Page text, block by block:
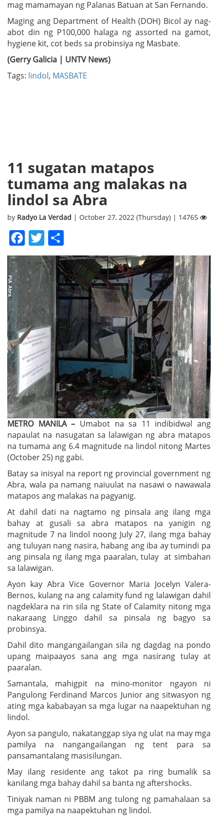
mag mamamayan ng Palanas Batuan at San Fernando.
Maging ang Department of Health (DOH) Bicol ay nag-
abot din ng P100,000 halaga ng assorted na gamot,
hygiene kit, cot beds sa probinsiya ng Masbate.
(Gerry Galicia | UNTV News)
Tags: lindol, MASBATE
11 sugatan matapos
tumama ang malakas na
lindol sa Abra
by Radyo La Verdad | October 27, 2022 (Thursday) | 14765
Facebook
Twitter
METRO MANILA – Umabot na sa 11 indibidwal ang
napaulat na nasugatan sa lalawigan ng abra matapos
na tumama ang 6.4 magnitude na lindol nitong Martes
(October 25) ng gabi.
Batay sa inisyal na report ng provincial government ng
Abra, wala pa namang naiuulat na nasawi o nawawala
matapos ang malakas na pagyanig.
At dahil dati na nagtamo ng pinsala ang ilang mga
bahay at gusali sa abra matapos na yanigin ng
magnitude 7 na lindol noong July 27, ilang mga bahay
ang tuluyan nang nasira, habang ang iba ay tumindi pa
ang pinsala ng ilang mga paaralan, tulay at simbahan
sa lalawigan.
Ayon kay Abra Vice Governor Maria Jocelyn Valera-
Bernos, kulang na ang calamity fund ng lalawigan dahil
nagdeklara na rin sila ng State of Calamity nitong mga
nakaraang Linggo dahil sa pinsala ng bagyo sa
probinsya.
Dahil dito mangangailangan sila ng dagdag na pondo
upang maipaayos sana ang mga nasirang tulay at
paaralan.
Samantala, mahigpit na mino-monitor ngayon ni
Pangulong Ferdinand Marcos Junior ang sitwasyon ng
ating mga kababayan sa mga lugar na naapektuhan ng
lindol.
Ayon sa pangulo, nakatanggap siya ng ulat na may mga
pamilya na nangangailangan ng tent para sa
pansamantalang masisilungan.
May ilang residente ang takot pa ring bumalik sa
kanilang mga bahay dahil sa banta ng aftershocks.
Tiniyak naman ni PBBM ang tulong ng pamahalaan sa
mga pamilya na naapektuhan ng lindol.